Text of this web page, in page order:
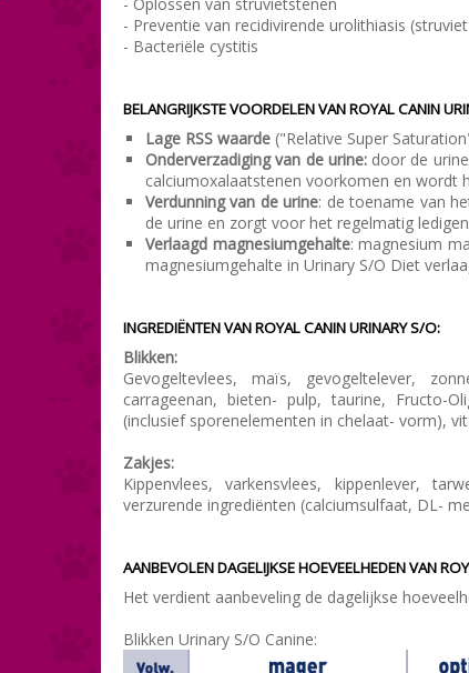
- Preventie van recidivirende urolithiasis
- Bacteriële cystitis
BELANGRIJKSTE VOORDELENVAN ROYAL CANIN
Lage RSS waarde ("Relative Super
Onderverzadiging van de urine:door de urine
calciumoxalaatstenen voorkomen en wordt
Verdunning van de urine: de toename van
de urine en zorgt voor het regelmatig
Verlaagd magnesiumgehalte: magnesium
magnesiumgehalte in Urinary S/O Diet
INGREDIËNTENVAN ROYAL CANIN URINARY S/O:
Blikken:
Gevogeltevlees, maïs, gevogeltelever,
carrageenan, bieten- pulp, taurine, Fructo-
(inclusief sporenelementen in chelaat- vorm),
Zakjes:
Kippenvlees, varkensvlees, kippenlever,
verzurende ingrediënten (calciumsulfaat, DL-
AANBEVOLEN DAGELIJKSE HOEVEELHEDENVAN
Het verdient aanbeveling de dagelijkse
Blikken Urinary S/O Canine: